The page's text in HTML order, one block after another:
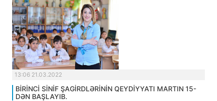
13:06 21.03.2022
BİRİNCİ SİNİF ŞAGİRDLƏRİNİN QEYDİYYATI MARTIN 15-
DƏN BAŞLAYIB.